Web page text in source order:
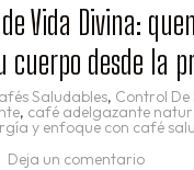
Vida Divina:
desde la
Saludables, Control De
, café adelgazante
y enfoque con café
Deja un comentarioen